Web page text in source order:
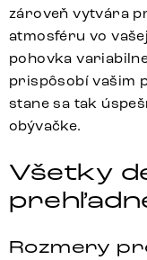
zároveň vytvára
atmosféru vo
pohovka
prispôsobí vašim
stane sa tak
obývačke.
Všetky
Rozmery